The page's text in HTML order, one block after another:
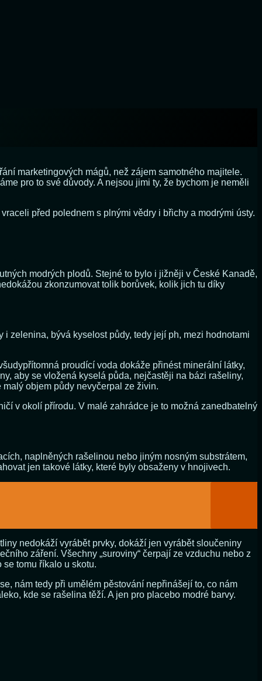
marketingových mágů, než zájem samotného majitele.
pro to své důvody. A nejsou jimi ty, že bychom je neměli
před polednem s plnými vědry i břichy a modrými ústy.
modrých plodů. Stejné to bylo i jižněji v České Kanadě,
zkonzumovat tolik borůvek, kolik jich tu díky
zelenina, bývá kyselost půdy, tedy její ph, mezi hodnotami
proudící voda dokáže přinést minerální látky,
aby se vložená kyselá půda, nejčastěji na bázi rašeliny,
objem půdy nevyčerpal ze živin.
v okolí přírodu. V malé zahrádce je to možná zanedbatelný
naplněných rašelinou nebo jiným nosným substrátem,
jen takové látky, které byly obsaženy v hnojivech.
nedokáží vyrábět prvky, dokáží jen vyrábět sloučeniny
záření. Všechny „suroviny“ čerpají ze vzduchu nebo z
tomu říkalo u skotu.
nám tedy při umělém pěstování nepřinášejí to, co nám
kde se rašelina těží. A jen pro placebo modré barvy.